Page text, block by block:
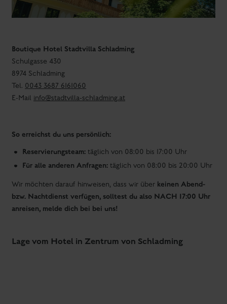
Boutique Hotel Stadtvilla Schladming
Schulgasse 430
8974 Schladming
Tel. 0043 3687 6161060
E-Mail info@stadtvilla-schladming.at
So erreichst du uns persönlich:
Reservierungsteam: täglich von 08:00 bis 17:00 Uhr
Für alle anderen Anfragen: täglich von 08:00 bis 20:00 Uhr
Wir möchten darauf hinweisen, dass wir über keinen Abend-
bzw. Nachtdienst verfügen, solltest du also NACH 17:00 Uhr
anreisen, melde dich bei bei uns!
Lage vom Hotel in Zentrum von Schladming